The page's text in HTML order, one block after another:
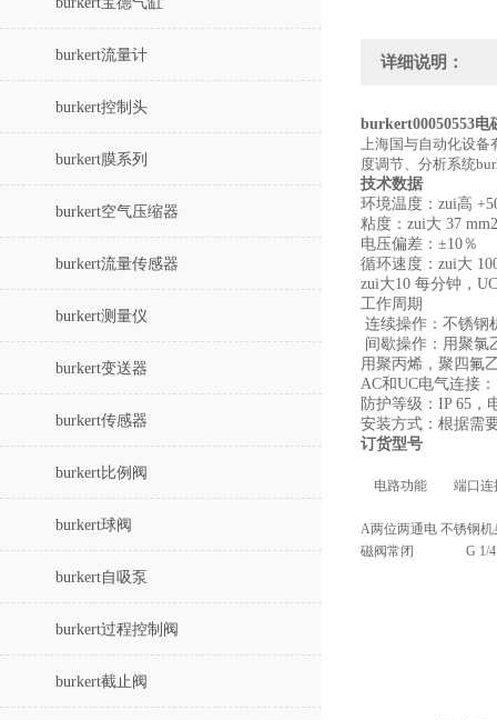
burkert流量计
burkert控制头
burkert膜系列
burkert空气压缩器
burkert流量传感器
burkert测量仪
burkert变送器
burkert传感器
burkert比例阀
burkert球阀
burkert自吸泵
burkert过程控制阀
burkert截止阀
详细说明：
burkert00050553电
上海国与自动化设备
度调节、分析系统
技术数据
环境温度：zui高
粘度：zui大 37
电压偏差：±10％
循环速度：zui大
zui大10 每分钟，UC
工作周期
连续操作：不锈钢
间歇操作：用聚氯
用聚丙烯，聚四氟
AC和UC电气连接
防护等级：IP 65，
安装方式：根据需
订货型号
电路功能 端口连
A两位两通电
磁阀常闭
不锈钢机
G 1/4